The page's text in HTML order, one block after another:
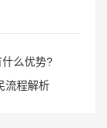
么优势?
流程解析